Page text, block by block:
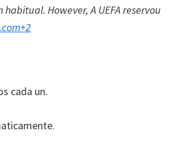
habitual. However, A UEFA reservou
+2
cada un.